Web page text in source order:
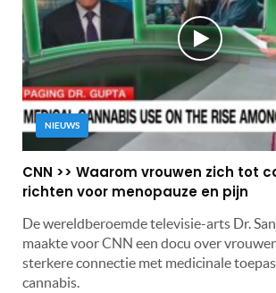
NIEUWS
CNN >> Waarom vrouwen zich tot
richten voor menopauze en pijn
De wereldberoemde televisie-arts Dr.
maakte voor CNN een docu over
sterkere connectie met medicinale
cannabis.